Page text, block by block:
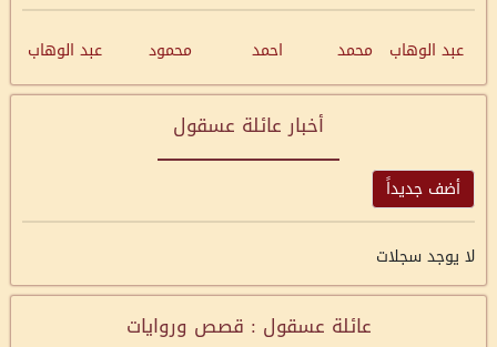
عبد الوهاب محمد احمد محمود عبد الوهاب
أخبار عائلة عسقول
أضف جديداً
لا يوجد سجلات
عائلة عسقول : قصص وروايات